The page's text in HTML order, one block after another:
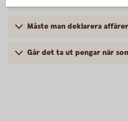
Måste man deklarera
Går det ta ut pengar när